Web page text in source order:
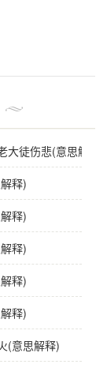
大徒伤悲(意思解释)
释)
释)
释)
释)
释)
(意思解释)